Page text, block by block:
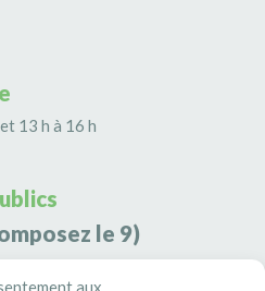
aux
13 h à 16 h
le 9)
S3K9